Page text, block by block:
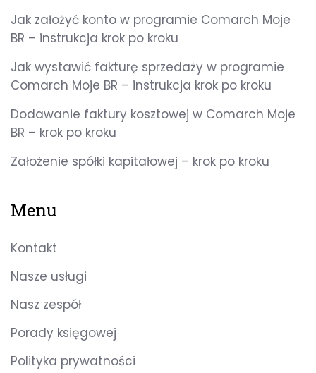
Jak założyć konto w programie Comarch Moje
BR – instrukcja krok po kroku
Jak wystawić fakturę sprzedaży w programie
Comarch Moje BR – instrukcja krok po kroku
Dodawanie faktury kosztowej w Comarch Moje
BR – krok po kroku
Założenie spółki kapitałowej – krok po kroku
Menu
Kontakt
Nasze usługi
Nasz zespół
Porady księgowej
Polityka prywatności